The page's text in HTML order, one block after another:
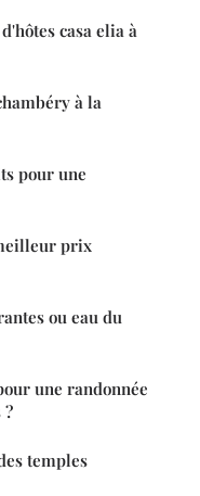
casa elia à
à la
pour une
prix
ou eau du
une randonnée
?
temples